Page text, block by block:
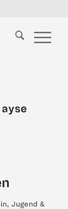
ayse
,Jugend &